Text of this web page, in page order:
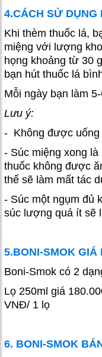
4.CÁCH SỬ DỤNG
Khi thèm thuốc lá,
miệng với lượng
họng khoảng từ 30
bạn hút thuốc lá
Mỗi ngày bạn làm
Lưu ý:
- Không được uống
- Súc miệng xong
thuốc không được
thế sẽ làm mất tác
- Súc một ngụm đủ
súc lượng quá ít sẽ
5.BONI-SMOK GIÁ
Boni-Smok có 2
Lọ 250ml giá
VNĐ/ 1 lọ
6. BONI-SMOK